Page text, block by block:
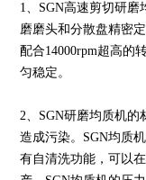
1、SGN高速剪切研
磨磨头和分散盘精密
配合14000rpm超高的
匀稳定。
2、SGN研磨均质机
造成污染。SGN均质
有自清洗功能，可以